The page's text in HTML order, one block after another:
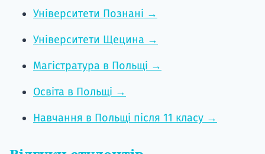
Університети Познані →
Університети Щецина →
Магістратура в Польщі →
Освіта в Польщі →
Навчання в Польщі після 11 класу →